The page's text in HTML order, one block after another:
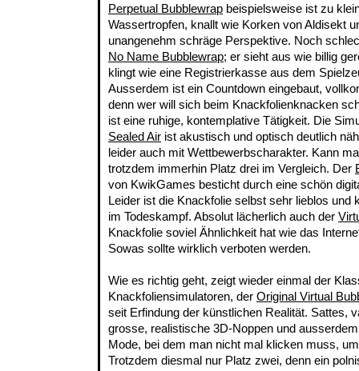
Perpetual Bubblewrap beispielsweise ist zu
Wassertropfen, knallt wie Korken von Aldisekt
unangenehm schräge Perspektive. Noch
No Name Bubblewrap; er sieht aus wie billig
klingt wie eine Registrierkasse aus dem
Ausserdem ist ein Countdown eingebaut,
denn wer will sich beim Knackfolienknacken
ist eine ruhige, kontemplative Tätigkeit. Die
Sealed Air ist akustisch und optisch deutlich
leider auch mit Wettbewerbscharakter. Kann
trotzdem immerhin Platz drei im Vergleich. Der
von KwikGames besticht durch eine schön
Leider ist die Knackfolie selbst sehr lieblos und
im Todeskampf. Absolut lächerlich auch der
Knackfolie soviel Ähnlichkeit hat wie das
Sowas sollte wirklich verboten werden.
Wie es richtig geht, zeigt wieder einmal der
Knackfoliensimulatoren, der Original Virtual
seit Erfindung der künstlichen Realität. Sattes,
grosse, realistische 3D-Noppen und
Mode, bei dem man nicht mal klicken muss,
Trotzdem diesmal nur Platz zwei, denn ein